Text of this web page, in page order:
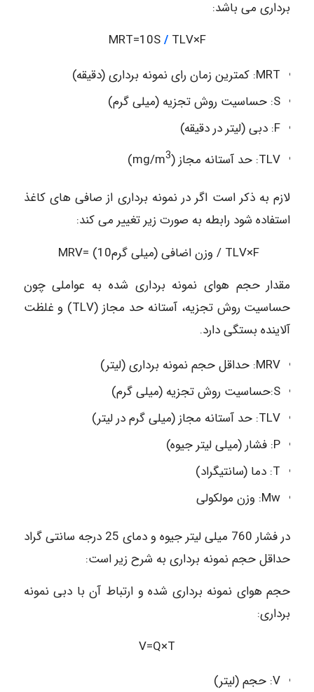
برداری می باشد:
MRT=10S/ TLV×F
MRT: کمترین زمان رای نمونه برداری (دقیقه)
S: حساسیت روش تجزیه (میلی گرم)
F: دبی (لیتر در دقیقه)
TLV: حد آستانه مجاز (mg/m
3
)
لازم به ذکر است اگر در نمونه برداری از صافی های کاغذ
استفاده شود رابطه به صورت زیر تغییر می کند:
MRV= (10وزن اضافی (میلی گرم / TLV×F
مقدار حجم هوای نمونه برداری شده به عواملی چون
حساسیت روش تجزیه، آستانه حد مجاز (TLV) و غلظت
آلاینده بستگی دارد.
MRV: حداقل حجم نمونه برداری (لیتر)
S:حساسیت روش تجزیه (میلی گرم)
TLV: حد آستانه مجاز (میلی گرم در لیتر)
P: فشار (میلی لیتر جیوه)
T: دما (سانتیگراد)
Mw: وزن مولکولی
در فشار 760 میلی لیتر جیوه و دمای 25 درجه سانتی گراد
حداقل حجم نمونه برداری به شرح زیر است:
حجم هوای نمونه برداری شده و ارتباط آن با دبی نمونه
برداری:
V=Q×T
V: حجم (لیتر)